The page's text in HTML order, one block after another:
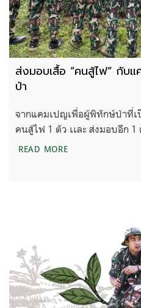
ส่งมอบเสื้อ “คนสู้ไฟ” กับ
ป่า
จากแคมเปญเพื่อผู้พิทักษ์ป่าที่เ
คนสู้ไฟ 1 ตัว เเละ ส่งมอบอีก
READ MOREส่งมอบเสื้อ “คนสู้